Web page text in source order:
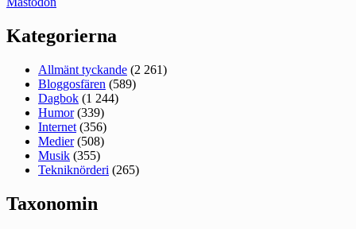
Kategorierna
Allmänt tyckande (2 261)
Bloggosfären (589)
Dagbok (1 244)
Humor(339)
Internet (356)
Medier(508)
Musik (355)
Tekniknörderi (265)
Taxonomin